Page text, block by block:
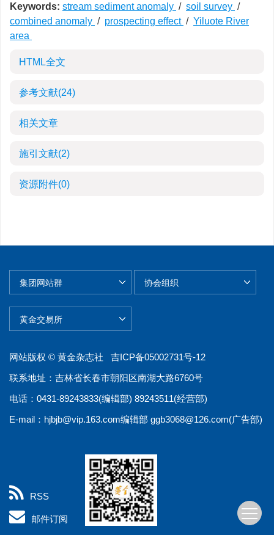
Keywords: stream sediment anomaly / soil survey /
combined anomaly / prospecting effect / Yiluote River
area
HTML全文
参考文献(24)
相关文章
施引文献(2)
资源附件(0)
网站版权 © 黄金杂志社 吉ICP备05002731号-12
联系地址：吉林省长春市朝阳区南湖大路6760号
电话：0431-89243833(编辑部) 89243511(经营部)
E-mail： hjbjb@vip.163.com编辑部 ggb3068@126.com(广告部)
RSS
邮件订阅